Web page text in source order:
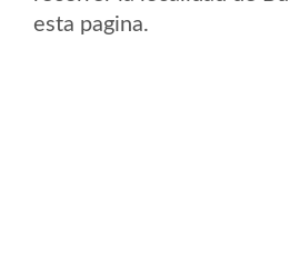
esta pagina.